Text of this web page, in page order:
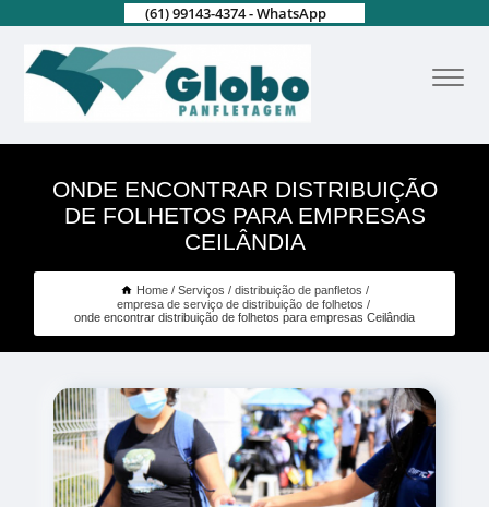
(61) 99143-4374 - WhatsApp
ONDE ENCONTRAR DISTRIBUIÇÃO
DE FOLHETOS PARA EMPRESAS
CEILÂNDIA
Home Serviços
distribuição de panfletos
empresa de serviço de distribuição de folhetos
onde encontrar distribuição de folhetos para empresas Ceilândia